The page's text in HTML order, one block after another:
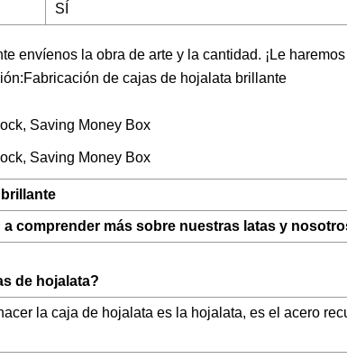
SÍ
envíenos la obra de arte y la cantidad. ¡Le
de cajas de hojalata brillante
comprender más sobre nuestras latas y
de hojalata?
la caja de hojalata es la hojalata, es el acero